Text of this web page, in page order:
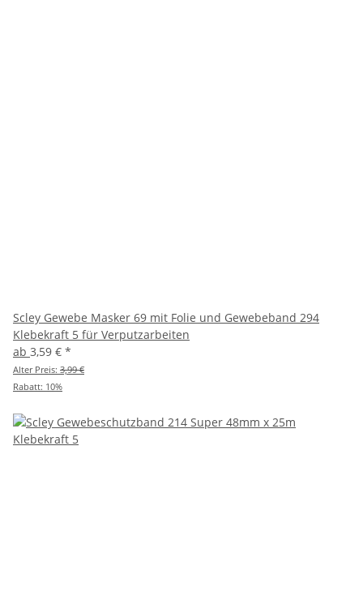
Scley Gewebe Masker 69 mit Folie und Gewebeband 294
Klebekraft 5 für Verputzarbeiten
ab 3,59 € *
Alter Preis: 3,99 €
Rabatt: 10%